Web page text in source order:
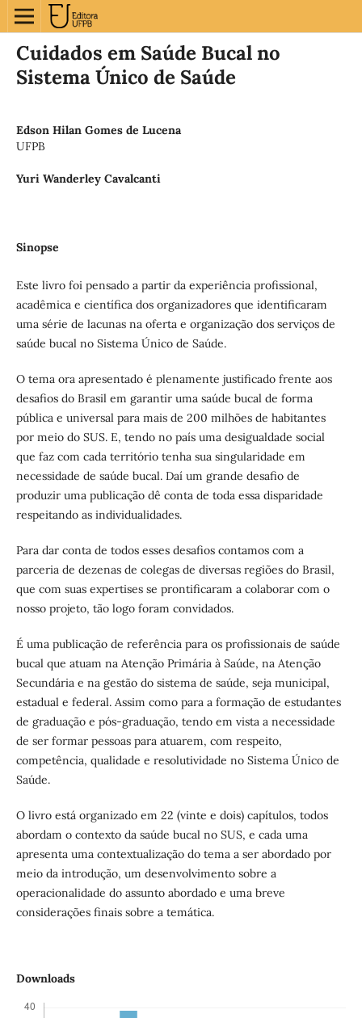
Cuidados em Saúde Bucal no
Sistema Único de Saúde
Edson Hilan Gomes de Lucena
UFPB
Yuri Wanderley Cavalcanti
Sinopse
Este livro foi pensado a partir da experiência profissional,
acadêmica e científica dos organizadores que identificaram
uma série de lacunas na oferta e organização dos serviços de
saúde bucal no Sistema Único de Saúde.
O tema ora apresentado é plenamente justificado frente aos
desafios do Brasil em garantir uma saúde bucal de forma
pública e universal para mais de 200 milhões de habitantes
por meio do SUS. E, tendo no país uma desigualdade social
que faz com cada território tenha sua singularidade em
necessidade de saúde bucal. Daí um grande desafio de
produzir uma publicação dê conta de toda essa disparidade
respeitando as individualidades.
Para dar conta de todos esses desafios contamos com a
parceria de dezenas de colegas de diversas regiões do Brasil,
que com suas expertises se prontificaram a colaborar com o
nosso projeto, tão logo foram convidados.
É uma publicação de referência para os profissionais de saúde
bucal que atuam na Atenção Primária à Saúde, na Atenção
Secundária e na gestão do sistema de saúde, seja municipal,
estadual e federal. Assim como para a formação de estudantes
de graduação e pós-graduação, tendo em vista a necessidade
de ser formar pessoas para atuarem, com respeito,
competência, qualidade e resolutividade no Sistema Único de
Saúde.
O livro está organizado em 22 (vinte e dois) capítulos, todos
abordam o contexto da saúde bucal no SUS, e cada uma
apresenta uma contextualização do tema a ser abordado por
meio da introdução, um desenvolvimento sobre a
operacionalidade do assunto abordado e uma breve
considerações finais sobre a temática.
Downloads